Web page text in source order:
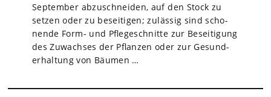
Sep­tem­ber abzu­schnei­den, auf den Stock zu
set­zen oder zu besei­ti­gen; zuläs­sig sind scho­
nende Form- und Pfle­ge­schnitte zur Besei­ti­gung
des Zuwach­ses der Pflan­zen oder zur Gesund­
erhal­tung von Bäu­men …